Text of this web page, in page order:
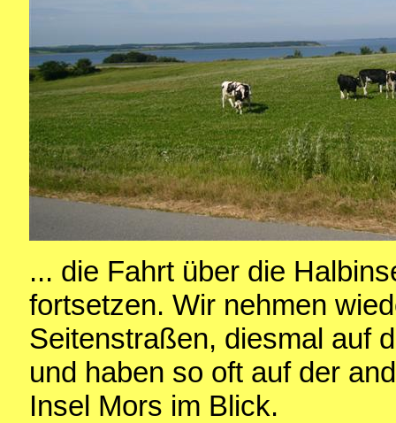
... die Fahrt über die
fortsetzen. Wir nehmen
Seitenstraßen, diesmal auf
und haben so oft auf der
Insel Mors im Blick.